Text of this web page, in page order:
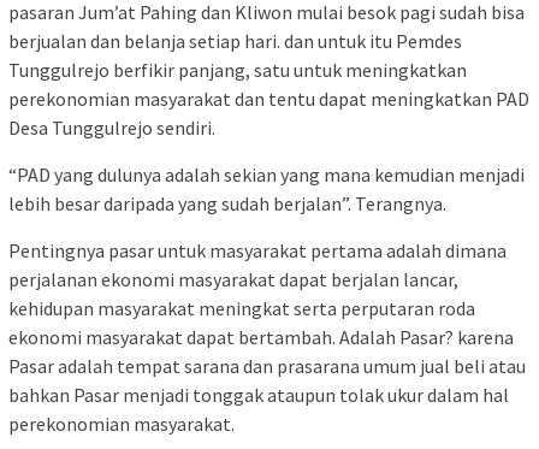
pasaran Jum’at Pahing dan Kliwon mulai besok pagi sudah bisa
berjualan dan belanja setiap hari. dan untuk itu Pemdes
Tunggulrejo berfikir panjang, satu untuk meningkatkan
perekonomian masyarakat dan tentu dapat meningkatkan PAD
Desa Tunggulrejo sendiri.
“PAD yang dulunya adalah sekian yang mana kemudian menjadi
lebih besar daripada yang sudah berjalan”. Terangnya.
Pentingnya pasar untuk masyarakat pertama adalah dimana
perjalanan ekonomi masyarakat dapat berjalan lancar,
kehidupan masyarakat meningkat serta perputaran roda
ekonomi masyarakat dapat bertambah. Adalah Pasar? karena
Pasar adalah tempat sarana dan prasarana umum jual beli atau
bahkan Pasar menjadi tonggak ataupun tolak ukur dalam hal
perekonomian masyarakat.